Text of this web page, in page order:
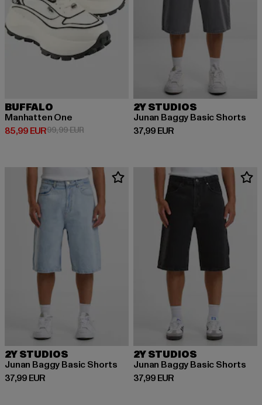
BUFFALO
Manhatten One
85,99 EUR
Derzeitiger Preis: 85,99 EUR
99,99 EURAktionspreis: 99,99 EUR
2Y STUDIOS
Junan Baggy Basic Shorts
37,99 EUR
Derzeitiger Preis: 37,99 EUR
2Y STUDIOS
Junan Baggy Basic Shorts
37,99 EUR
Derzeitiger Preis: 37,99 EUR
2Y STUDIOS
Junan Baggy Basic Shorts
37,99 EUR
Derzeitiger Preis: 37,99 EUR